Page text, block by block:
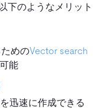
下のようなメリット
めのVector search
能
迅速に作成できる